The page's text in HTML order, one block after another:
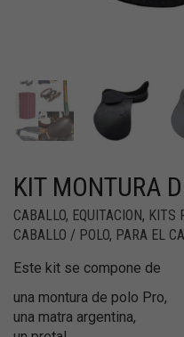
KIT MONTURA
CABALLO, EQUITACION, KITS
CABALLO / POLO, PARA EL
Este kit se compone de
una montura de polo Pro,
una matra argentina,